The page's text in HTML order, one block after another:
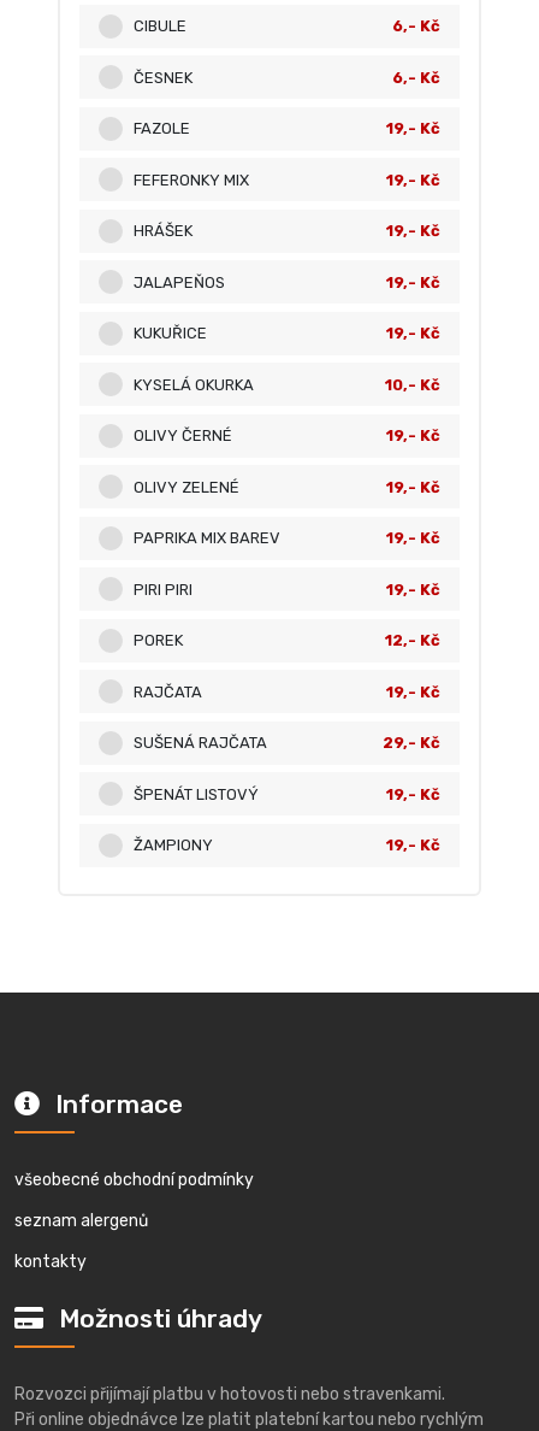
CIBULE 6,- Kč
ČESNEK 6,- Kč
FAZOLE 19,- Kč
FEFERONKY MIX 19,- Kč
HRÁŠEK 19,- Kč
JALAPEŇOS 19,- Kč
KUKUŘICE 19,- Kč
KYSELÁ OKURKA 10,- Kč
OLIVY ČERNÉ 19,- Kč
OLIVY ZELENÉ 19,- Kč
PAPRIKA MIX BAREV 19,- Kč
PIRI PIRI 19,- Kč
POREK 12,- Kč
RAJČATA 19,- Kč
SUŠENÁ RAJČATA 29,- Kč
ŠPENÁT LISTOVÝ 19,- Kč
ŽAMPIONY 19,- Kč
Informace
všeobecné obchodní podmínky
seznam alergenů
kontakty
Možnosti úhrady
Rozvozci přijímají platbu v hotovosti nebo stravenkami.
Při online objednávce lze platit platební kartou nebo rychlým